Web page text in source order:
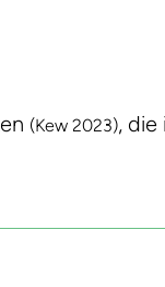
(Kew 2023), die